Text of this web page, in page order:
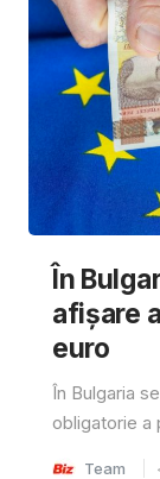
În
afișare
euro
În Bulgaria
obligatorie a
Team